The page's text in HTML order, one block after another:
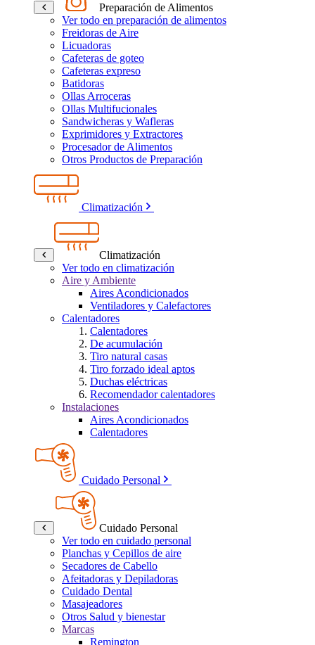
Preparación de Alimentos
Ver todo en preparación de alimentos
Freidoras de Aire
Licuadoras
Cafeteras de goteo
Cafeteras expreso
Batidoras
Ollas Arroceras
Ollas Multifucionales
Sandwicheras y Wafleras
Exprimidores y Extractores
Procesador de Alimentos
Otros Productos de Preparación
Climatización
Climatización
Ver todo en climatización
Aire y Ambiente
Aires Acondicionados
Ventiladores y Calefactores
Calentadores
Calentadores
De acumulación
Tiro natural casas
Tiro forzado ideal aptos
Duchas eléctricas
Recomendador calentadores
Instalaciones
Aires Acondicionados
Calentadores
Cuidado Personal
Cuidado Personal
Ver todo en cuidado personal
Planchas y Cepillos de aire
Secadores de Cabello
Afeitadoras y Depiladoras
Cuidado Dental
Masajeadores
Otros Salud y bienestar
Marcas
Remington